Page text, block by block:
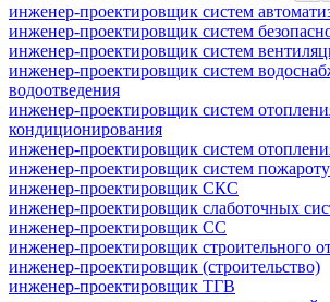
инженер-проектировщик систем
инженер-проектировщик систем
инженер-проектировщик систем
инженер-проектировщик систем
водоотведения
инженер-проектировщик систем
кондиционирования
инженер-проектировщик систем
инженер-проектировщик систем
инженер-проектировщик СКС
инженер-проектировщик слаботочных
инженер-проектировщик СС
инженер-проектировщик строительного
инженер-проектировщик (строительство)
инженер-проектировщик ТГВ